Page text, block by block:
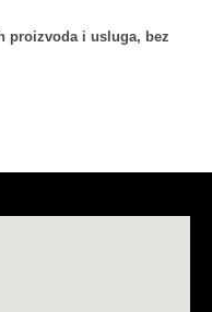
proizvoda i usluga, bez